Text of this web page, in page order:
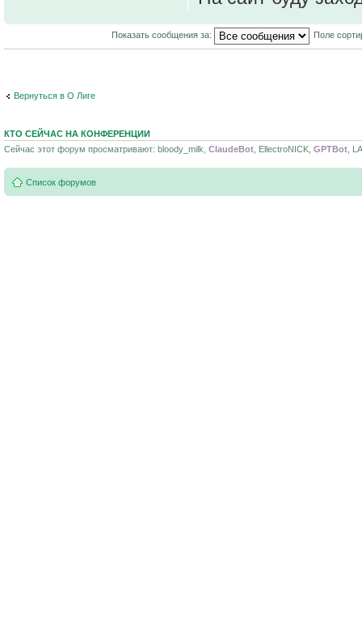
Показать сообщения за: Поле
Вернуться в О Лиге
КТО СЕЙЧАС НА КОНФЕРЕНЦИИ
Сейчас этот форум просматривают: bloody_milk, ClaudeBot , EllectroNICK, GPTBot ,
Список форумов